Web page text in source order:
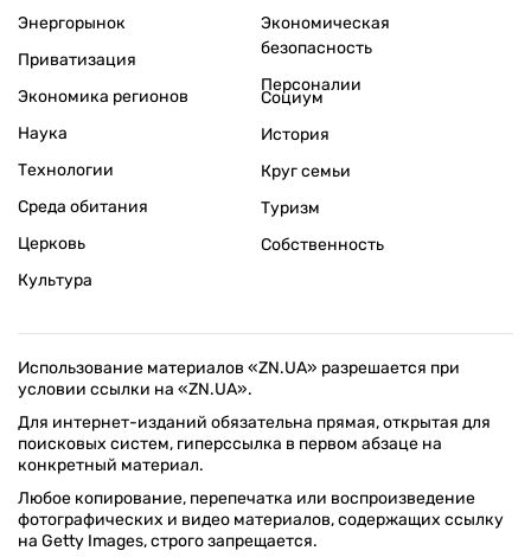
Энергорынок
Приватизация
Экономика регионов
Экономическая
безопасность
Персоналии
Наука
Технологии
Среда обитания
Церковь
Культура
Социум
История
Круг семьи
Туризм
Собственность
Использование материалов «ZN.UA» разрешается при
условии ссылки на «ZN.UA».
Для интернет-изданий обязательна прямая, открытая для
поисковых систем, гиперссылка в первом абзаце на
конкретный материал.
Любое копирование, перепечатка или воспроизведение
фотографических и видео материалов, содержащих ссылку
на Getty Images, строго запрещается.